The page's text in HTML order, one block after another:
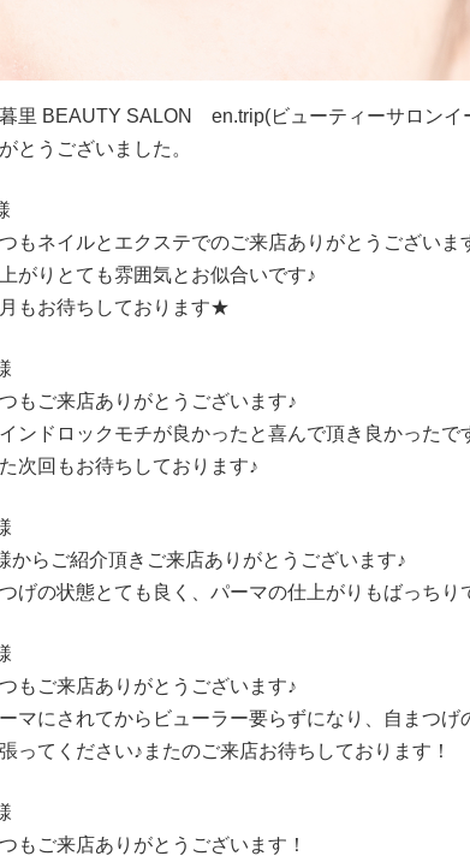
里 BEAUTY SALON en.trip(ビューティーサロンイ
とうございました。
もネイルとエクステでのご来店ありがとうござい
がりとても雰囲気とお似合いです♪
もお待ちしております★
もご来店ありがとうございます♪
ンドロックモチが良かったと喜んで頂き良かったで
次回もお待ちしております♪
からご紹介頂きご来店ありがとうございます♪
げの状態とても良く、パーマの仕上がりもばっちり
もご来店ありがとうございます♪
マにされてからビューラー要らずになり、自まつ
ってください♪またのご来店お待ちしております！
もご来店ありがとうございます！